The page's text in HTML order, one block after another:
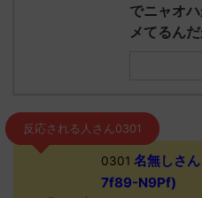
でニャオ
メてるん
反応される人さん0301
0301 名無しさ
7f89-N9Pf)